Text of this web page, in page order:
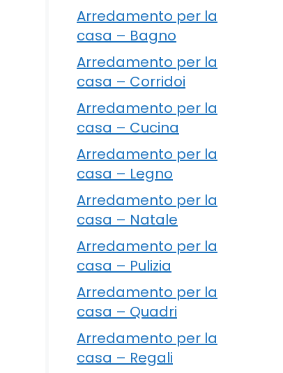
Arredamento per la
casa – Bagno
Arredamento per la
casa – Corridoi
Arredamento per la
casa – Cucina
Arredamento per la
casa – Legno
Arredamento per la
casa – Natale
Arredamento per la
casa – Pulizia
Arredamento per la
casa – Quadri
Arredamento per la
casa – Regali